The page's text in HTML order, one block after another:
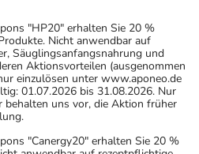
"HP20" erhalten Sie 20 %
Nicht anwendbar auf
Säuglingsanfangsnahrung und
Aktionsvorteilen (ausgenommen
einzulösen unter www.aponeo.de
01.07.2026 bis 31.08.2026. Nur
behalten uns vor, die Aktion früher
"Canergy20" erhalten Sie 20 %